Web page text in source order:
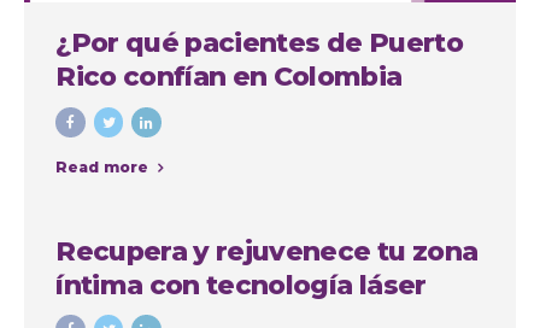
¿Por qué pacientes de Puerto
Rico confían en Colombia
Plastic para su septorinoplastia
en Medellín?
Read more
Recupera y rejuvenece tu zona
íntima con tecnología láser